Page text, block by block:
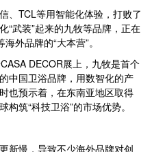
、TCL等用智能化体验，打败了
“武装”起来的九牧等品牌，正在
外品牌的“大本营”。
DECOR展上，九牧是首个
中国卫浴品牌，用数智化的产
也预示着，在东南亚地区取得
筑“科技卫浴”的市场优势。
新慢，导致不少海外品牌对创